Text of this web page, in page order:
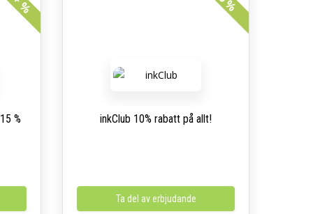
% inkClub 10% rabatt på allt!
Ta del av erbjudande